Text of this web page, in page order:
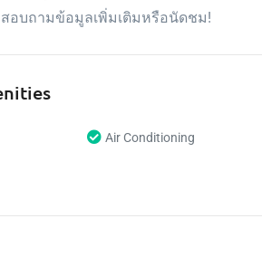
สอบถามข้อมูลเพิ่มเติมหรือนัดชม!
Air Conditioning